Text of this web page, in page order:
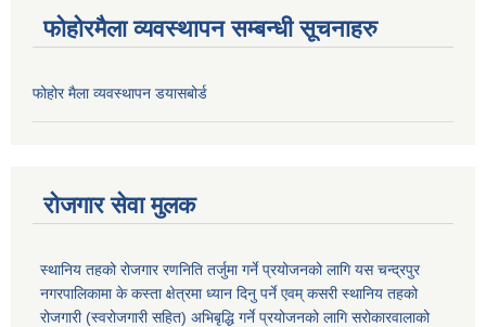
फोहोरमैला व्यवस्थापन सम्बन्धी सूचनाहरु
फोहोर मैला व्यवस्थापन डयासबोर्ड
रोजगार सेवा मुलक
स्थानिय तहको रोजगार रणनिति तर्जुमा गर्ने प्रयोजनको लागि यस चन्द्रपुर
नगरपालिकामा के कस्ता क्षेत्रमा ध्यान दिनु पर्ने एवम् कसरी स्थानिय तहको
रोजगारी (स्वरोजगारी सहित) अभिबृद्धि गर्ने प्रयोजनको लागि सरोकारवालाको